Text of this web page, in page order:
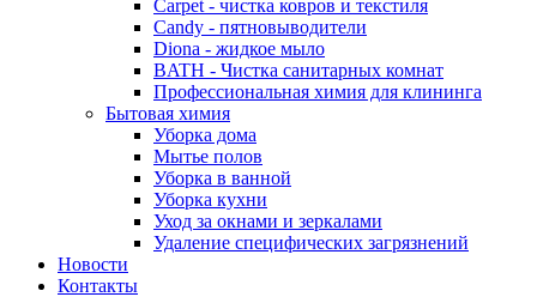
Carpet - чистка ковров и текстиля
Candy - пятновыводители
Diona - жидкое мыло
BATH - Чистка санитарных комнат
Профессиональная химия для клининга
Бытовая химия
Уборка дома
Мытье полов
Уборка в ванной
Уборка кухни
Уход за окнами и зеркалами
Удаление специфических загрязнений
Новости
Контакты